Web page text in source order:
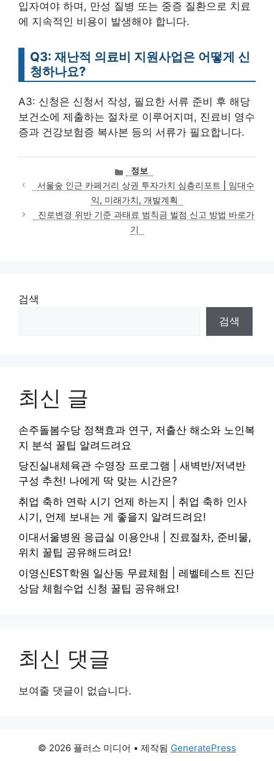
입자여야 하며, 만성 질병 또는 중증 질환으로 치료
에 지속적인 비용이 발생해야 합니다.
Q3: 재난적 의료비 지원사업은 어떻게 신
청하나요?
A3: 신청은 신청서 작성, 필요한 서류 준비 후 해당
보건소에 제출하는 절차로 이루어지며, 진료비 영수
증과 건강보험증 복사본 등의 서류가 필요합니다.
카
테
고
리
정보
서울숲 인근 카페거리 상권 투자가치 심층리포트 | 임대수
익, 미래가치, 개발계획
진로변경 위반 기준 과태료 범칙금 벌점 신고 방법 바로가
기
검색
검색
최신 글
손주돌봄수당 정책효과 연구, 저출산 해소와 노인복
지 분석 꿀팁 알려드려요
당진실내체육관 수영장 프로그램 | 새벽반/저녁반
구성 추천! 나에게 딱 맞는 시간은?
취업 축하 연락 시기 언제 하는지 | 취업 축하 인사
시기, 언제 보내는 게 좋을지 알려드려요!
이대서울병원 응급실 이용안내 | 진료절차, 준비물,
위치 꿀팁 공유해드려요!
이영신EST학원 일산동 무료체험 | 레벨테스트 진단
상담 체험수업 신청 꿀팁 공유해요!
최신 댓글
보여줄 댓글이 없습니다.
© 2026 플러스 미디어 • 제작됨 GeneratePress